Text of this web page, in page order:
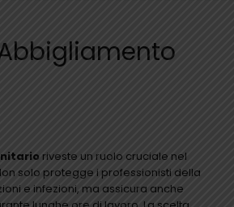
riveste un ruolo cruciale nel
solo protegge i professionisti della
e infezioni, ma assicura anche